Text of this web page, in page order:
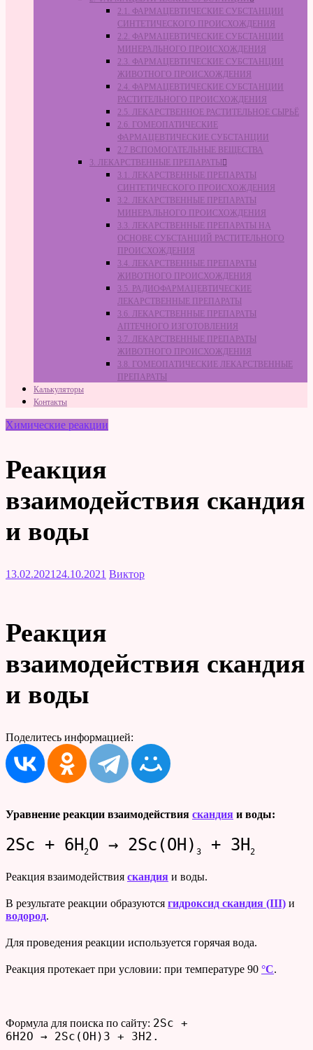
2.1. ФАРМАЦЕВТИЧЕСКИЕ СУБСТАНЦИИ
СИНТЕТИЧЕСКОГО ПРОИСХОЖДЕНИЯ
2.2. ФАРМАЦЕВТИЧЕСКИЕ СУБСТАНЦИИ
МИНЕРАЛЬНОГО ПРОИСХОЖДЕНИЯ
2.3. ФАРМАЦЕВТИЧЕСКИЕ СУБСТАНЦИИ
ЖИВОТНОГО ПРОИСХОЖДЕНИЯ
2.4. ФАРМАЦЕВТИЧЕСКИЕ СУБСТАНЦИИ
РАСТИТЕЛЬНОГО ПРОИСХОЖДЕНИЯ
2.5. ЛЕКАРСТВЕННОЕ РАСТИТЕЛЬНОЕ СЫРЬЁ
2.6. ГОМЕОПАТИЧЕСКИЕ
ФАРМАЦЕВТИЧЕСКИЕ СУБСТАНЦИИ
2.7 ВСПОМОГАТЕЛЬНЫЕ ВЕЩЕСТВА
3. ЛЕКАРСТВЕННЫЕ ПРЕПАРАТЫ
3.1. ЛЕКАРСТВЕННЫЕ ПРЕПАРАТЫ
СИНТЕТИЧЕСКОГО ПРОИСХОЖДЕНИЯ
3.2. ЛЕКАРСТВЕННЫЕ ПРЕПАРАТЫ
МИНЕРАЛЬНОГО ПРОИСХОЖДЕНИЯ
3.3. ЛЕКАРСТВЕННЫЕ ПРЕПАРАТЫ НА
ОСНОВЕ СУБСТАНЦИЙ РАСТИТЕЛЬНОГО
ПРОИСХОЖДЕНИЯ
3.4. ЛЕКАРСТВЕННЫЕ ПРЕПАРАТЫ
ЖИВОТНОГО ПРОИСХОЖДЕНИЯ
3.5. РАДИОФАРМАЦЕВТИЧЕСКИЕ
ЛЕКАРСТВЕННЫЕ ПРЕПАРАТЫ
3.6. ЛЕКАРСТВЕННЫЕ ПРЕПАРАТЫ
АПТЕЧНОГО ИЗГОТОВЛЕНИЯ
3.7. ЛЕКАРСТВЕННЫЕ ПРЕПАРАТЫ
ЖИВОТНОГО ПРОИСХОЖДЕНИЯ
3.8. ГОМЕОПАТИЧЕСКИЕ ЛЕКАРСТВЕННЫЕ
ПРЕПАРАТЫ
Калькуляторы
Контакты
Химические реакции
Реакция
взаимодействия скандия
и воды
13.02.2021 24.10.2021 Виктор
Реакция
взаимодействия скандия
и воды
Поделитесь информацией:
Уравнение реакции взаимодействия скандия и воды:
2Sc + 6H 2O → 2Sc(OH) 3 + 3H 2
Реакция взаимодействия скандия и воды.
В результате реакции образуются гидроксид скандия (III) и
водород.
Для проведения реакции используется горячая вода.
Реакция протекает при условии: при температуре 90 °C.
Формула для поиска по сайту: 2Sc +
6H2O → 2Sc(OH)3 + 3H2.